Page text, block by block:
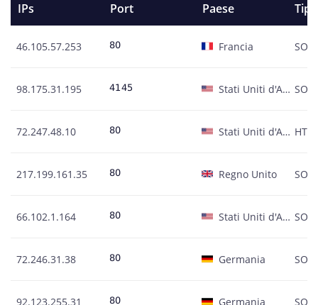
IPs Port Paese
46.105.57.253 Francia
98.175.31.195 Stati Uniti d'America
72.247.48.10 Stati Uniti d'America HTTP
217.199.161.35 Regno Unito
66.102.1.164 Stati Uniti d'America
72.246.31.38 Germania
92.123.255.31 Germania